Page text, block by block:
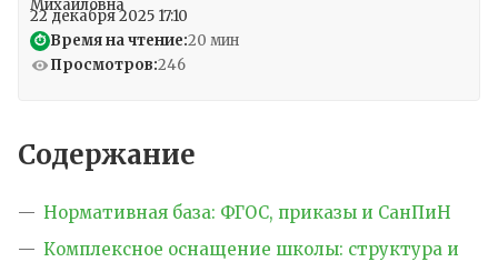
22 декабря 2025 17:10
⏱ Время на чтение:20 мин
Просмотров:246
Содержание
Нормативная база: ФГОС, приказы и СанПиН
Комплексное оснащение школы: структура и